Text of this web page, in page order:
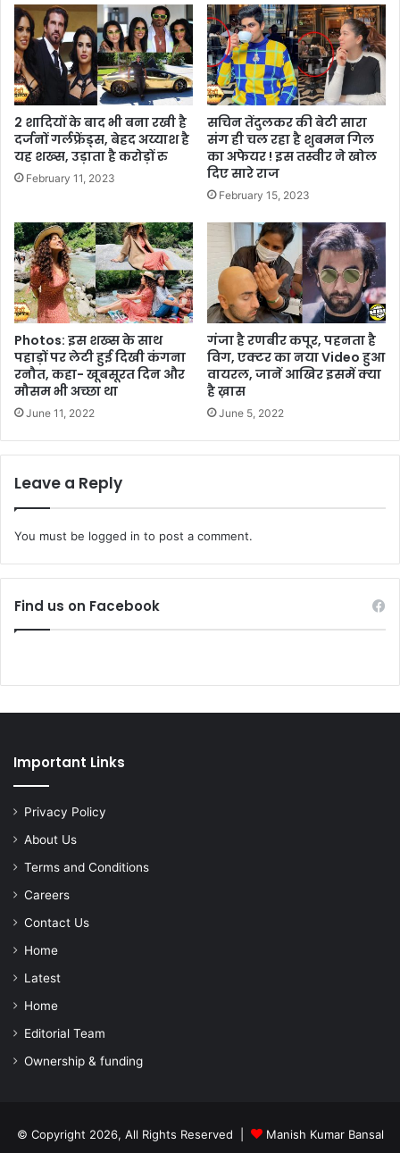
2 शादियों के बाद भी बना रखी है
दर्जनों गर्लफ्रेंड्स, बेहद अय्याश है
यह शख्स, उड़ाता है करोड़ों रु
February 11, 2023
सचिन तेंदुलकर की बेटी सारा
संग ही चल रहा है शुबमन गिल
का अफेयर ! इस तस्वीर ने खोल
दिए सारे राज
February 15, 2023
Photos: इस शख्स के साथ
पहाड़ों पर लेटी हुई दिखी कंगना
रनौत, कहा- खूबसूरत दिन और
मौसम भी अच्छा था
June 11, 2022
गंजा है रणबीर कपूर, पहनता है
विग, एक्टर का नया Video हुआ
वायरल, जानें आखिर इसमें क्या
है ख़ास
June 5, 2022
Leave a Reply
You must be logged in to post a comment.
Find us on Facebook
Important Links
Privacy Policy
About Us
Terms and Conditions
Careers
Contact Us
Home
Latest
Home
Editorial Team
Ownership & funding
© Copyright 2026, All Rights Reserved | Manish Kumar Bansal